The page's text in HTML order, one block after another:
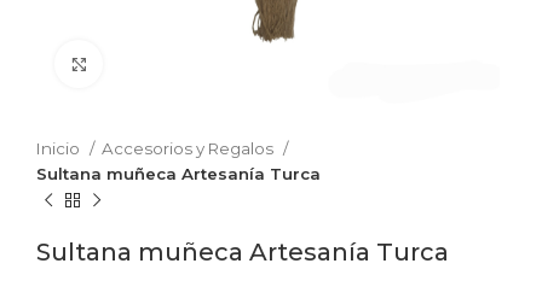
Inicio
Accesorios y Regalos
Sultana muñeca Artesanía Turca
Sultana muñeca Artesanía Turca